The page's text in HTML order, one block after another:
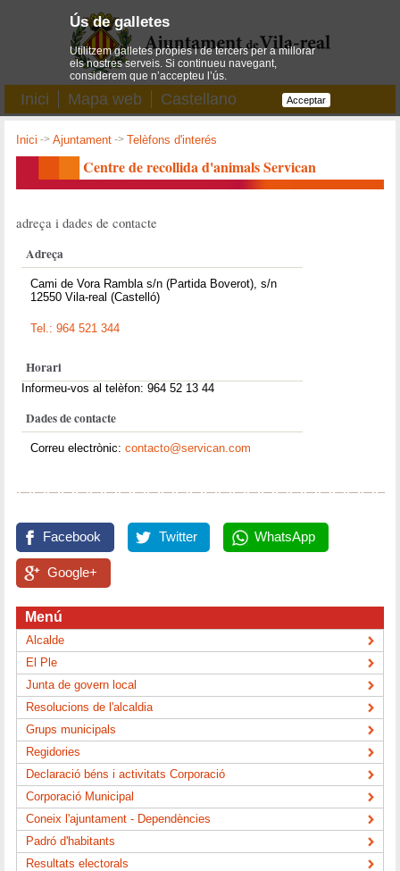
Inici Mapa web Castellano
Inici ->Ajuntament ->Telèfons d'interés
Centre de recollida d'animals Servican
adreça i dades de contacte
Adreça
Cami de Vora Rambla s/n (Partida Boverot), s/n
12550 Vila-real (Castelló)
Tel.: 964 521 344
Horari
Informeu-vos al telèfon: 964 52 13 44
Dades de contacte
Correu electrònic:contacto@servican.com
Facebook Twitter WhatsApp
Google+
Menú
Alcalde
El Ple
Junta de govern local
Resolucions de l'alcaldia
Grups municipals
Regidories
Declaració béns i activitats Corporació
Corporació Municipal
Coneix l'ajuntament - Dependències
Padró d'habitants
Resultats electorals
Ús de galletes
Utilitzem galletes pròpies i de tercers per a millorar
els nostres serveis. Si continueu navegant,
considerem que n’accepteu l’ús.
Acceptar